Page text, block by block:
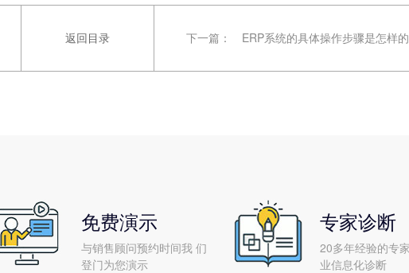
返回目录 下一篇： ERP系统的具体操作步骤是怎样的
免费演示
与销售顾问预约时间我 们
登门为您演示
专家诊断
20多年经验的专
业信息化诊断